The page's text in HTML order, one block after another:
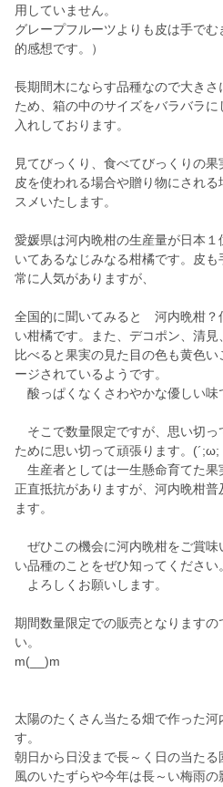
用していません。
グレープフルーツよりも皮は手で
的感想です。）
長期間木にならす品種なので大き
ため、箱の中のサイズをバラバラ
入れしております。
見てびっくり、食べてびっくりの果
皮を使われる場合や贈り物にされ
スメいたします。
愛媛県は河内晩柑の生産量が日本
いてあるなじみなる柑橘です。皮
常に人気がありますが、
全国的に聞いてみると 河内晩柑？
い柑橘です。また、デコポン、清
比べると果実の見た目の色も黄色
ージされているようです。
酸っぱくなくさわやかな優しい味
そこで数量限定ですが、思い切っ
ために思い切って頑張ります。(´;ω;
生産者としては一生懸命育てた果
正直抵抗がありますが、河内晩柑
ます。
ぜひこの機会に河内晩柑をご賞味
い品種のことをぜひ知ってください
よろしくお願いします。
期間数量限定での販売となります
い。
m(__)m
太陽のたくさん当たる畑で作った
す。
朝日から日没まで長～く日の当たる
風のいたずらや今年は長～い梅雨